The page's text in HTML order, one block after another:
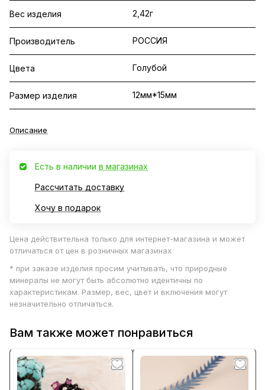
Вес изделия 2,42г
Производитель РОССИЯ
Цвета Голубой
Размер изделия 12мм*15мм
Описание
Есть в наличии в магазинах
Рассчитать доставку
Хочу в подарок
Цена действительна только для интернет-магазина и может
отличаться от цен в розничных магазинах
* при заказе изделия просим учитывать, что природные
минералы не могут быть абсолютно идентичны по
характеристикам. Размер, вес, цвет и включения могут
незначительно отличаться.
Вам также может понравиться